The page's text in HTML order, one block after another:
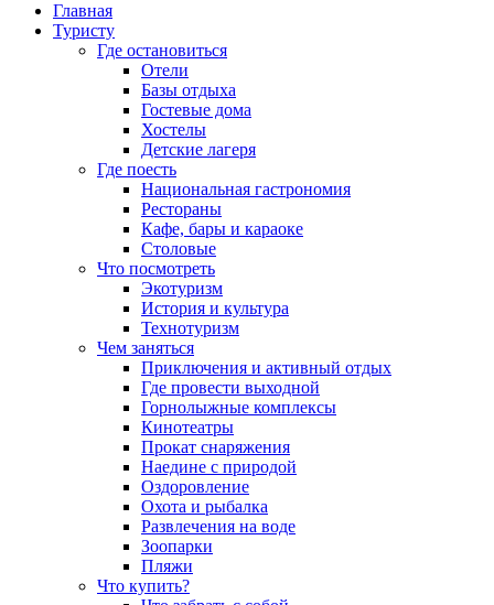
Главная
Туристу
Где остановиться
Отели
Базы отдыха
Гостевые дома
Хостелы
Детские лагеря
Где поесть
Национальная гастрономия
Рестораны
Кафе, бары и караоке
Столовые
Что посмотреть
Экотуризм
История и культура
Технотуризм
Чем заняться
Приключения и активный отдых
Где провести выходной
Горнолыжные комплексы
Кинотеатры
Прокат снаряжения
Наедине с природой
Оздоровление
Охота и рыбалка
Развлечения на воде
Зоопарки
Пляжи
Что купить?